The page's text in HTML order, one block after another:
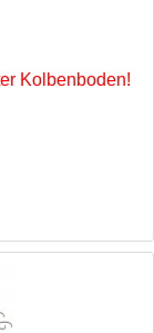
Kolbenboden!